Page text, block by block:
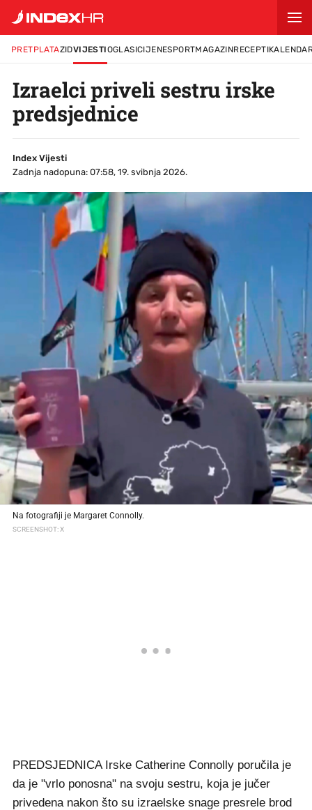
PRETPLATAZIDVIJESTIOGLASICIJENESPORTMAGAZINRECEPTI
Izraelci priveli sestru irske
predsjednice
Index Vijesti
Zadnja nadopuna: 07:58, 19. svibnja 2026.
Na fotografiji je Margaret Connolly.
SCREENSHOT: X
PREDSJEDNICA Irske Catherine Connolly poručila je
da je "vrlo ponosna" na svoju sestru, koja je jučer
privedena nakon što su izraelske snage presrele brod